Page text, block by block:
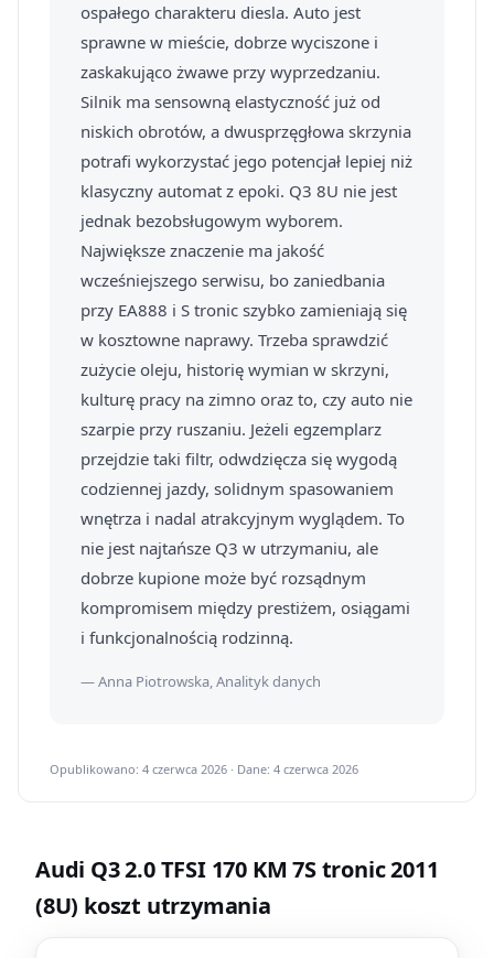
ospałego charakteru diesla. Auto jest
sprawne w mieście, dobrze wyciszone i
zaskakująco żwawe przy wyprzedzaniu.
Silnik ma sensowną elastyczność już od
niskich obrotów, a dwusprzęgłowa skrzynia
potrafi wykorzystać jego potencjał lepiej niż
klasyczny automat z epoki. Q3 8U nie jest
jednak bezobsługowym wyborem.
Największe znaczenie ma jakość
wcześniejszego serwisu, bo zaniedbania
przy EA888 i S tronic szybko zamieniają się
w kosztowne naprawy. Trzeba sprawdzić
zużycie oleju, historię wymian w skrzyni,
kulturę pracy na zimno oraz to, czy auto nie
szarpie przy ruszaniu. Jeżeli egzemplarz
przejdzie taki filtr, odwdzięcza się wygodą
codziennej jazdy, solidnym spasowaniem
wnętrza i nadal atrakcyjnym wyglądem. To
nie jest najtańsze Q3 w utrzymaniu, ale
dobrze kupione może być rozsądnym
kompromisem między prestiżem, osiągami
i funkcjonalnością rodzinną.
— Anna Piotrowska, Analityk danych
Opublikowano: 4 czerwca 2026 · Dane: 4 czerwca 2026
Audi Q3 2.0 TFSI 170 KM 7S tronic 2011
(8U) koszt utrzymania